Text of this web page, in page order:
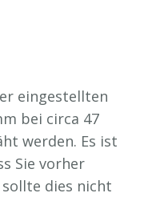
eingestellten
bei circa 47
werden. Es ist
Sie vorher
dies nicht